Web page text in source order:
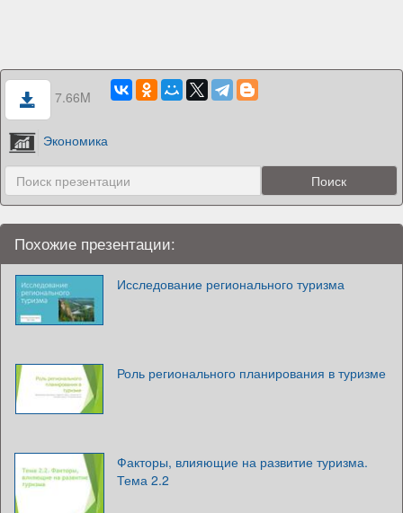
7.66M
Экономика
Похожие презентации:
Исследование регионального туризма
Роль регионального планирования в туризме
Факторы, влияющие на развитие туризма.
Тема 2.2